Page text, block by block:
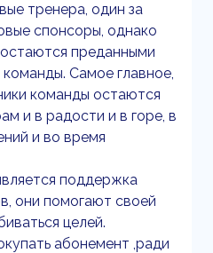
тренера, один за
спонсоры, однако
преданными
Самое главное,
команды остаются
и в радости и в горе, в
и во время
поддержка
они помогают своей
целей.
абонемент ,ради